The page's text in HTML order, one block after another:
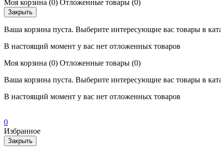
Моя корзина (0) Отложенные товары (0)
Закрыть
Ваша корзина пуста. Выберите интересующие вас товары в
В настоящий момент у вас нет отложенных товаров
Моя корзина (0) Отложенные товары (0)
Ваша корзина пуста. Выберите интересующие вас товары в
В настоящий момент у вас нет отложенных товаров
0
Избранное
Закрыть